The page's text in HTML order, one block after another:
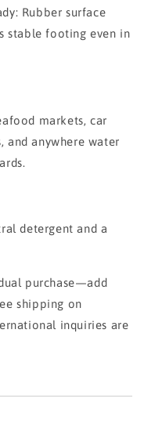
Rubber surface
stable footing even in
markets, car
and anywhere water
detergent and a
purchase—add
shipping on
inquiries are